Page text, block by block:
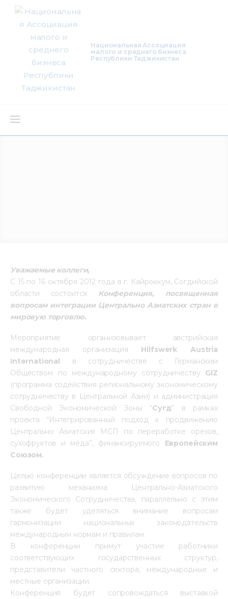
Национальная Ассоциация
малого и среднего бизнеса
Республики Таджикистан
О нас
Инфоресурсы
Контакты
Уважаемые коллеги,
С 15 по 16 октября 2012 года в г. Кайроккум, Согдийской
области состоится Конференция, посвященная
вопросам интеграции Центрально Азиатских стран в
мировую торговлю.
Мероприятие организовывает австрийская
международная организация Hilfswerk Austria
International в сотрудничестве с Германским
Обществом по международному сотрудничеству GIZ
(программа содействия региональному экономическому
сотрудничеству в Центральной Азии) и администрация
Свободной Экономической Зоны “Сугд” в рамках
проекта “Интегрированный подход к продвижению
Центрально Азиатских МСП по переработке орехов,
сухофруктов и мёда”, финансируемого Европейским
Союзом.
Целью конференции является обсуждение вопросов по
развитию механизма Центрально-Азиатского
Экономического Сотрудничества, параллельно с этим
также будет уделяться внимание вопросам
гармонизации национальных законодательств
международным нормам и правилам.
В конференции примут участие работники
соответствующих государственных структур,
представители частного сектора, международные и
местные организации.
Конференция будет сопровождаться выставкой